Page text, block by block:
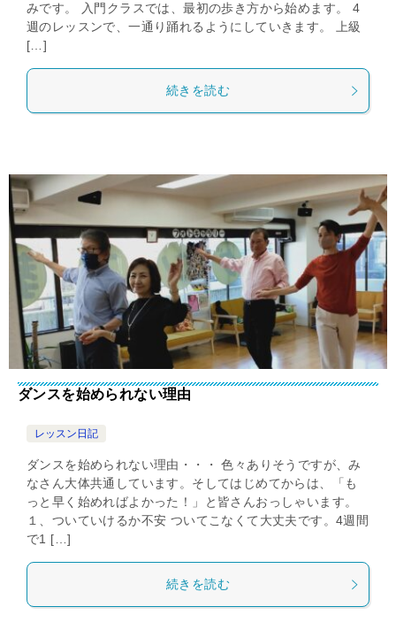
みです。 入門クラスでは、最初の歩き方から始めます。 4
週のレッスンで、一通り踊れるようにしていきます。 上級
[…]
続きを読む
ダンスを始められない理由
レッスン日記
ダンスを始められない理由・・・ 色々ありそうですが、み
なさん大体共通しています。そしてはじめてからは、「も
っと早く始めればよかった！」と皆さんおっしゃいます。
１、ついていけるか不安 ついてこなくて大丈夫です。4週間
で1 […]
続きを読む